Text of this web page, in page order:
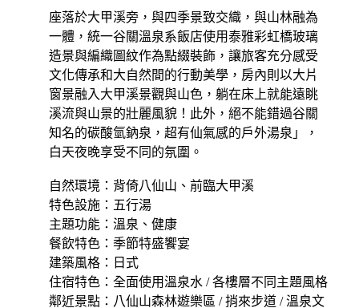
座落於大甲溪旁，與四季景致交織，與山林融為
一體，統一谷關溫泉系飯店使用泰雅彩虹橋玻璃
造景與編織圖紋作為點綴裝飾，讓旅客充分感受
文化傳承和大自然間的行動美學，房內則以大片
窗景融入大甲溪景觀與山色，躺在床上就能遠眺
溪流與山景的壯麗風貌！此外，絕不能錯過谷關
知名的碳酸氫鈉泉，超有仙氣感的戶外湯泉」，
白天夜晚享受不同的氛圍。
自然環境：背倚八仙山、前臨大甲溪
特色設施：五行湯
主題功能：溫泉、健康
餐飲特色：季節特盛饗宴
建築風格：日式
住宿特色：全面使用溫泉水 / 各樓層不同主題風格
鄰近景點：八仙山森林遊樂區 / 捎來步道 / 溫泉文